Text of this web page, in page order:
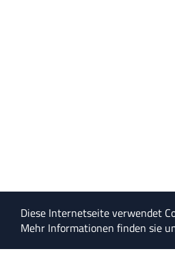
Diese Internetseite verwendet
Mehr Informationen finden sie